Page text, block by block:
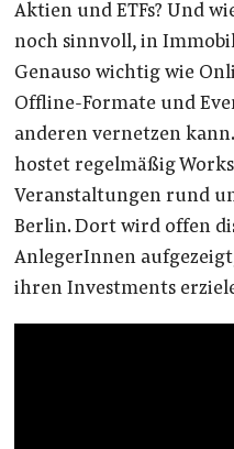
Aktien und ETFs? Und
noch sinnvoll, in
Genauso wichtig wie
Offline-Formate und
anderen vernetzen
hostet regelmäßig
Veranstaltungen rund
Berlin. Dort wird offen
AnlegerInnen
ihren Investments